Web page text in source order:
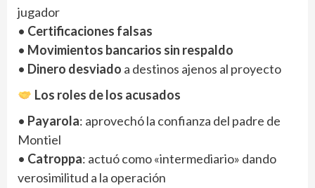
jugador
• Certificaciones falsas
• Movimientos bancarios sin respaldo
• Dinero desviado a destinos ajenos al proyecto
Los roles de los acusados
• Payarola: aprovechó la confianza del padre de
Montiel
• Catroppa: actuó como «intermediario» dando
verosimilitud a la operación